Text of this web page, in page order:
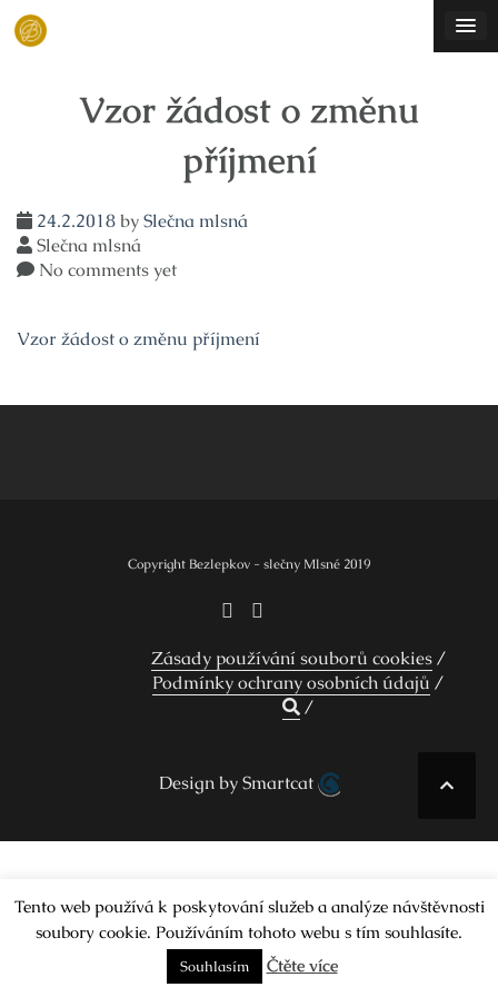
Skip
Vzor žádost o změnu
příjmení
24.2.2018bySlečna mlsná
Slečna mlsná
No comments yet
Vzor žádost o změnu příjmení
Copyright Bezlepkov - slečny Mlsné 2019
Zásady používání souborů cookies
Podmínky ochrany osobních údajů
Design by Smartcat
Tento web používá k poskytování služeb a analýze návštěvnosti
soubory cookie. Používáním tohoto webu s tím souhlasíte.
Souhlasím Čtěte více